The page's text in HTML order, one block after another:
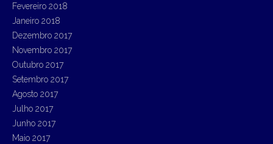
Fevereiro 2018
Janeiro 2018
Dezembro 2017
Novembro 2017
Outubro 2017
Setembro 2017
Agosto 2017
Julho 2017
Junho 2017
Maio 2017